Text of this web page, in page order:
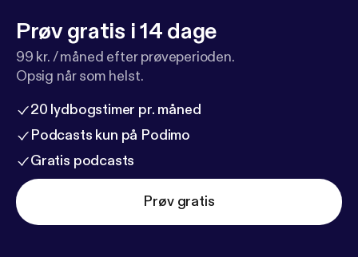
Prøv gratis i 14 dage
99 kr. / måned efter prøveperioden.
Opsig når som helst.
20 lydbogstimer pr. måned
Podcasts kun på Podimo
Gratis podcasts
Prøv gratis